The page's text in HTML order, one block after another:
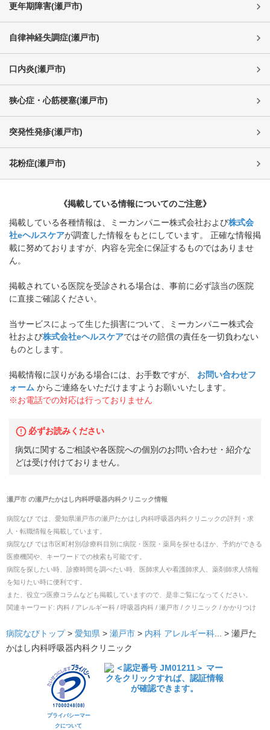
更年期障害(瀬戸市)
自律神経失調症(瀬戸市)
口内炎(瀬戸市)
狭心症・心筋梗塞(瀬戸市)
突発性発疹(瀬戸市)
花粉症(瀬戸市)
《掲載している情報についてのご注意》
掲載している各種情報は、ミーカンパニー株式会社および株式会
社eヘルスケアが調査した情報をもとにしています。 正確な情報掲
載に努めておりますが、内容を完全に保証するものではありませ
ん。
掲載されている医院を受診される場合は、事前に必ず該当の医院
に直接ご確認ください。
当サービスによって生じた損害について、ミーカンパニー株式会
社および株式会社eヘルスケアではその賠償の責任を一切負わない
ものとします。
掲載情報に誤りがある場合には、お手数ですが、
お問い合わせフ
ォーム からご連絡をいただけますようお願いいたします。
※お電話での対応は行っておりません
必ずお読みください
病気に関するご相談や各医院への個別のお問い合わせ・紹介な
どは受け付けておりません。
瀬戸市の瀬戸たかはし内科呼吸器内科クリニック情報
病院なび では、 愛知県瀬戸市の瀬戸たかはし内科呼吸器内科クリニックの評判・求
人・転職情報を掲載しています。
病院なび では市区町村別/診療科目別に病院・医院・薬局を探せるほか、予約ができる
医療機関や、キーワードでの検索も可能です。
病院を探したい時、診療時間を調べたい時、医師求人や看護師求人、薬剤師求人情報
を知りたい時に便利です。
また、役立つ医療コラムなども掲載していますので、是非ご覧になってください。
関連キーワード: 内科 / アレルギー科 / 呼吸器内科 / 瀬戸市 / クリニック / かかりつけ
病院なびトップ> 愛知県 > 瀬戸市 > 内科 アレルギー科 ... > 瀬戸た
かはし内科呼吸器内科クリニック
プライバシーマー
クについて